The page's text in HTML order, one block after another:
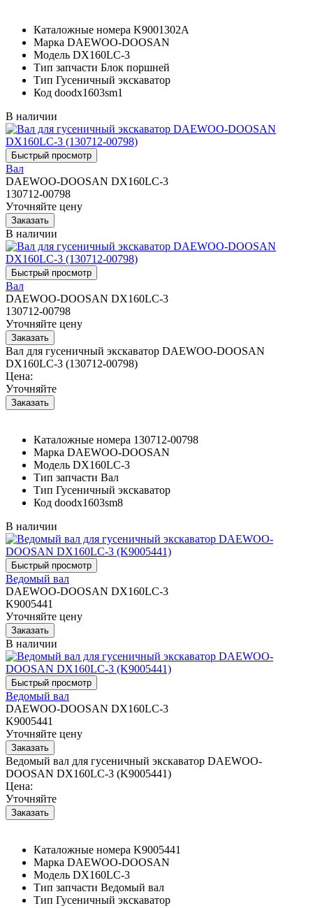
Каталожные номера K9001302A
Марка DAEWOO-DOOSAN
Модель DX160LC-3
Тип запчасти Блок поршней
Тип Гусеничный экскаватор
Код doodx1603sm1
В наличии
Вал
DAEWOO-DOOSAN DX160LC-3
130712-00798
Уточняйте цену
В наличии
Вал
DAEWOO-DOOSAN DX160LC-3
130712-00798
Уточняйте цену
Вал для гусеничный экскаватор DAEWOO-DOOSAN
DX160LC-3 (130712-00798)
Цена:
Уточняйте
Каталожные номера 130712-00798
Марка DAEWOO-DOOSAN
Модель DX160LC-3
Тип запчасти Вал
Тип Гусеничный экскаватор
Код doodx1603sm8
В наличии
Ведомый вал
DAEWOO-DOOSAN DX160LC-3
K9005441
Уточняйте цену
В наличии
Ведомый вал
DAEWOO-DOOSAN DX160LC-3
K9005441
Уточняйте цену
Ведомый вал для гусеничный экскаватор DAEWOO-
DOOSAN DX160LC-3 (K9005441)
Цена:
Уточняйте
Каталожные номера K9005441
Марка DAEWOO-DOOSAN
Модель DX160LC-3
Тип запчасти Ведомый вал
Тип Гусеничный экскаватор